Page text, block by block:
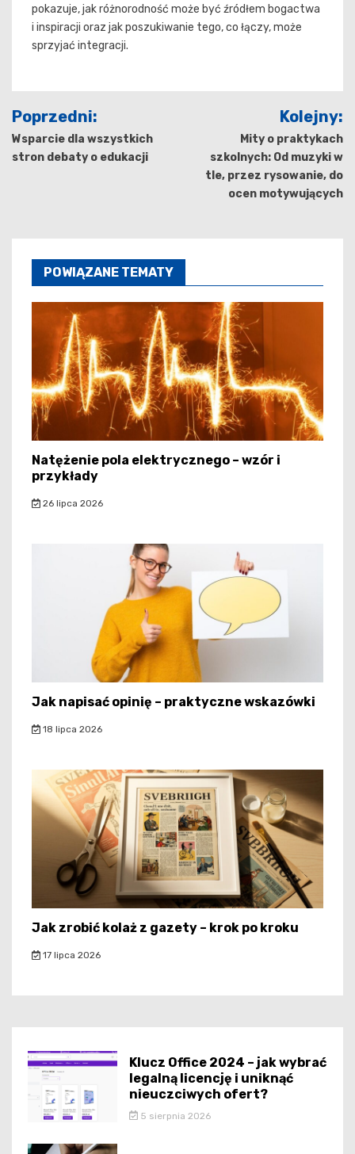
pokazuje, jak różnorodność może być źródłem bogactwa
i inspiracji oraz jak poszukiwanie tego, co łączy, może
sprzyjać integracji.
Nawigacja
wpisu
Poprzedni:
Wsparcie dla wszystkich
stron debaty o edukacji
Kolejny:
Mity o praktykach
szkolnych: Od muzyki w
tle, przez rysowanie, do
ocen motywujących
POWIĄZANE TEMATY
Natężenie pola elektrycznego – wzór i
przykłady
26 lipca 2026
Jak napisać opinię – praktyczne wskazówki
18 lipca 2026
Jak zrobić kolaż z gazety – krok po kroku
17 lipca 2026
Klucz Office 2024 – jak wybrać
legalną licencję i uniknąć
nieuczciwych ofert?
5 sierpnia 2026